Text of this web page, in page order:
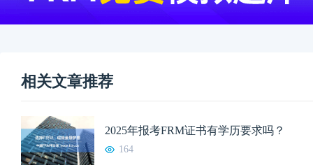
相关文章推荐
2025年报考FRM证书有学历要求吗？
164